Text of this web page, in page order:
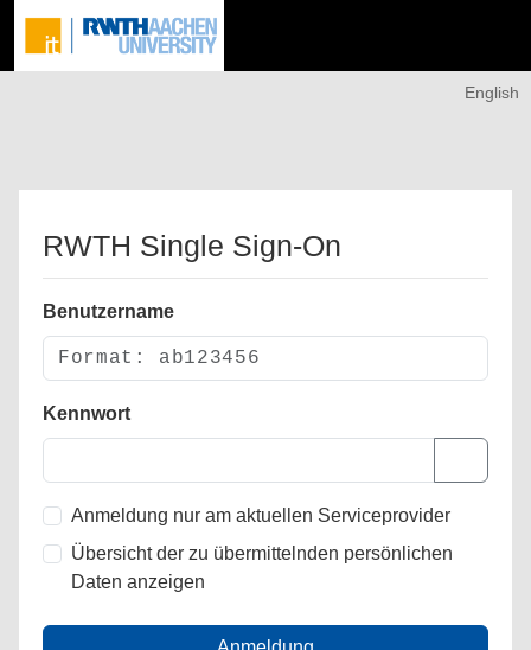
English
RWTH Single Sign-On
Benutzername
Kennwort
Anmeldung nur am aktuellen Serviceprovider
Übersicht der zu übermittelnden persönlichen
Daten anzeigen